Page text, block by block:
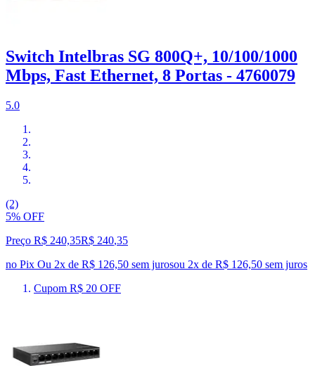
Switch Intelbras SG 800Q+, 10/100/1000
Mbps, Fast Ethernet, 8 Portas - 4760079
5.0
(2)
5% OFF
Preço R$ 240,35R$ 240,35
no Pix Ou 2x de R$ 126,50 sem jurosou 2x de R$ 126,50 sem juros
Cupom R$ 20 OFF